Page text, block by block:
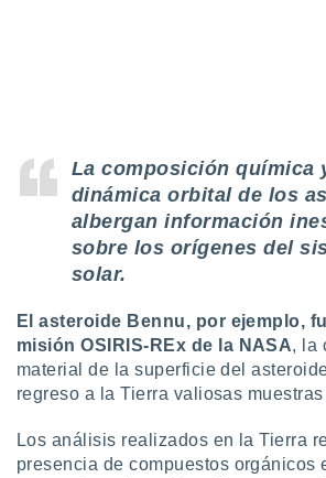
La composición química
dinámica orbital de los
albergan información
sobre los orígenes del
solar.
El asteroide Bennu, por ejemplo,
misión OSIRIS-REx de la NASA, la
material de la superficie del
regreso a la Tierra valiosas
Los análisis realizados en la Tierra
presencia de compuestos orgánicos